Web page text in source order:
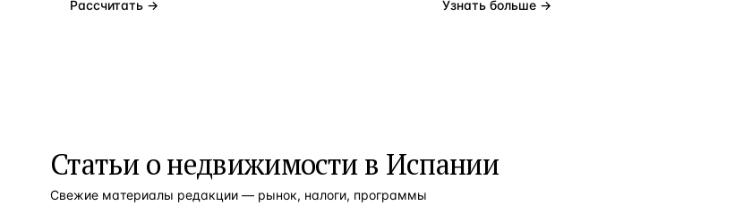
Рассчитать →
Узнать больше →
Статьи о недвижимости в Испании
Свежие материалы редакции — рынок, налоги, программы